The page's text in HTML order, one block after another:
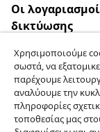
Οι
δικτύωσης
Υποβάλετε
παραγγελία σας.
Χρησιμοποιούμε
σωστά, να
παρέχουμε
αναλύουμε την
πληροφορίες
τοποθεσίας μας